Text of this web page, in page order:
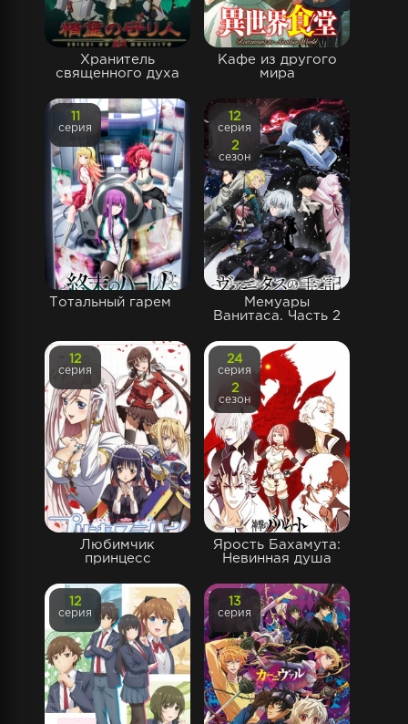
Хранитель
священного духа
Кафе из другого
мира
Тотальный гарем
11
серия
Мемуары
Ванитаса. Часть 2
12
серия
2
сезон
Любимчик
принцесс
12
серия
Ярость Бахамута:
Невинная душа
24
серия
2
сезон
12
серия
13
серия